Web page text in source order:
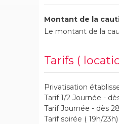
Montant de la
Le montant de la
Tarifs (
Privatisation
Tarif 1/2 Journée -
Tarif Journée - dès
Tarif soirée ( 19h/